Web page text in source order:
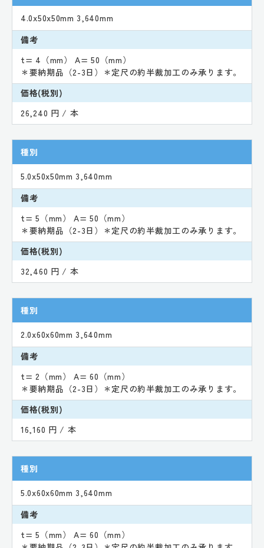
4.0x50x50mm 3,640mm
備考
t= 4（mm） A= 50（mm）
＊要納期品（2-3日）＊定尺の約半裁加工のみ承ります。
価格(税別)
26,240 円 / 本
種別
5.0x50x50mm 3,640mm
備考
t= 5（mm） A= 50（mm）
＊要納期品（2-3日）＊定尺の約半裁加工のみ承ります。
価格(税別)
32,460 円 / 本
種別
2.0x60x60mm 3,640mm
備考
t= 2（mm） A= 60（mm）
＊要納期品（2-3日）＊定尺の約半裁加工のみ承ります。
価格(税別)
16,160 円 / 本
種別
5.0x60x60mm 3,640mm
備考
t= 5（mm） A= 60（mm）